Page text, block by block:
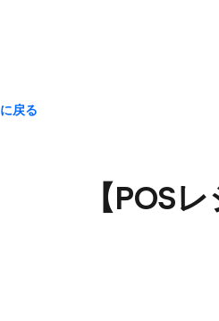
戻る
【POS